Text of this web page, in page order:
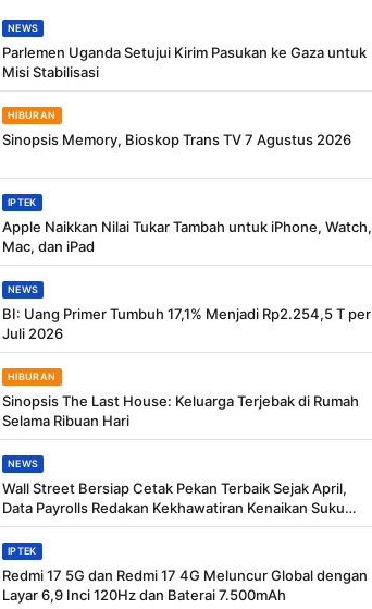
NEWS
Parlemen Uganda Setujui Kirim Pasukan ke Gaza untuk
Misi Stabilisasi
HIBURAN
Sinopsis Memory, Bioskop Trans TV 7 Agustus 2026
IPTEK
Apple Naikkan Nilai Tukar Tambah untuk iPhone, Watch,
Mac, dan iPad
NEWS
BI: Uang Primer Tumbuh 17,1% Menjadi Rp2.254,5 T per
Juli 2026
HIBURAN
Sinopsis The Last House: Keluarga Terjebak di Rumah
Selama Ribuan Hari
NEWS
Wall Street Bersiap Cetak Pekan Terbaik Sejak April,
Data Payrolls Redakan Kekhawatiran Kenaikan Suku
Bunga
IPTEK
Redmi 17 5G dan Redmi 17 4G Meluncur Global dengan
Layar 6,9 Inci 120Hz dan Baterai 7.500mAh